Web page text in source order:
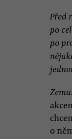
Před
po
po
o